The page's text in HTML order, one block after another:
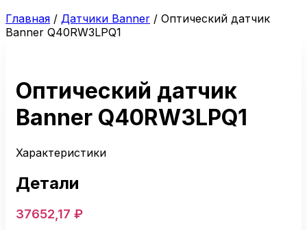
Главная / Датчики Banner / Оптический датчик
Banner Q40RW3LPQ1
Оптический датчик
Banner Q40RW3LPQ1
Характеристики
Детали
37652,17 ₽